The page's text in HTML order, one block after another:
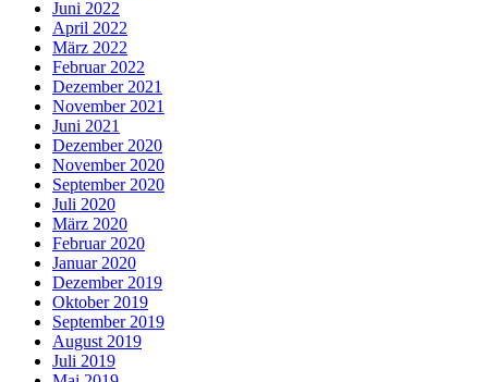
Juni 2022
April 2022
März 2022
Februar 2022
Dezember 2021
November 2021
Juni 2021
Dezember 2020
November 2020
September 2020
Juli 2020
März 2020
Februar 2020
Januar 2020
Dezember 2019
Oktober 2019
September 2019
August 2019
Juli 2019